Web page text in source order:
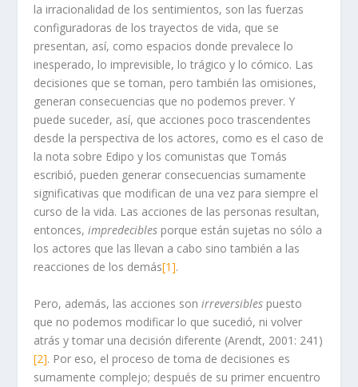
la irracionalidad de los sentimientos, son las fuerzas
configuradoras de los trayectos de vida, que se
presentan, así, como espacios donde prevalece lo
inesperado, lo imprevisible, lo trágico y lo cómico. Las
decisiones que se toman, pero también las omisiones,
generan consecuencias que no podemos prever. Y
puede suceder, así, que acciones poco trascendentes
desde la perspectiva de los actores, como es el caso de
la nota sobre Edipo y los comunistas que Tomás
escribió, pueden generar consecuencias sumamente
significativas que modifican de una vez para siempre el
curso de la vida. Las acciones de las personas resultan,
entonces,impredecibles porque están sujetas no sólo a
los actores que las llevan a cabo sino también a las
reacciones de los demás[1].
Pero, además, las acciones sonirreversibles puesto
que no podemos modificar lo que sucedió, ni volver
atrás y tomar una decisión diferente (Arendt, 2001: 241)
[2]. Por eso, el proceso de toma de decisiones es
sumamente complejo; después de su primer encuentro